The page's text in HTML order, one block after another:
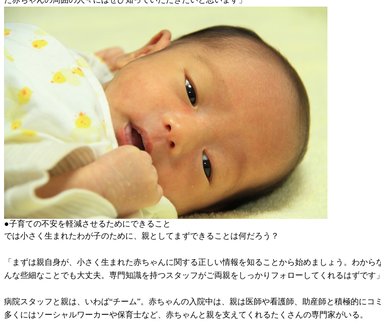
●子育ての不安を軽減させるためにできること
では小さく生まれたわが子のために、親としてまずできることは何だろう？
「まずは親自身が、小さく生まれた赤ちゃんに関する正しい情報を知ることから始めましょう。わか
んな些細なことでも大丈夫。専門知識を持つスタッフがご両親をしっかりフォローしてくれるはずです」
病院スタッフと親は、いわば“チーム”。赤ちゃんの入院中は、親は医師や看護師、助産師と積極的に
多くにはソーシャルワーカーや保育士など、赤ちゃんと親を支えてくれるたくさんの専門家がいる。